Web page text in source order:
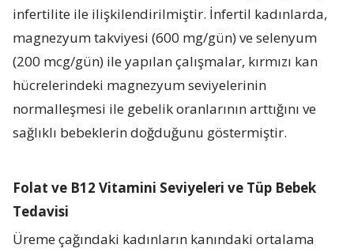
infertilite ile ilişkilendirilmiştir. İnfertil kadınlarda,
magnezyum takviyesi (600 mg/gün) ve selenyum
(200 mcg/gün) ile yapılan çalışmalar, kırmızı kan
hücrelerindeki magnezyum seviyelerinin
normalleşmesi ile gebelik oranlarının arttığını ve
sağlıklı bebeklerin doğduğunu göstermiştir.
Folat ve B12 Vitamini Seviyeleri ve Tüp Bebek
Tedavisi
Üreme çağındaki kadınların kanındaki ortalama